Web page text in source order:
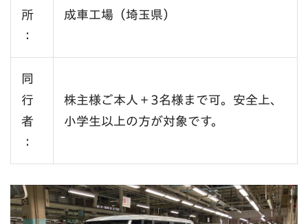
所
：
成車工場（埼玉県）
同
行
者
：
株主様ご本人＋3名様まで可。安全上、
小学生以上の方が対象です。